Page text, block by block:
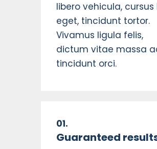
libero vehicula, cursus
eget, tincidunt tortor.
Vivamus ligula felis,
dictum vitae massa
tincidunt orci.
01.
Guaranteed